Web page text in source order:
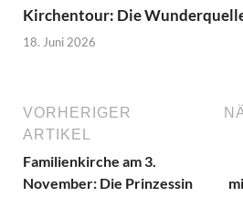
Kirchentour: Die
18. Juni 2026
VORHERIGER
ARTIKEL
Familienkirche am 3.
November: Die Prinzessin